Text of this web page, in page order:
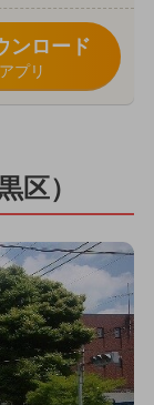
ンロード
プリ
区）